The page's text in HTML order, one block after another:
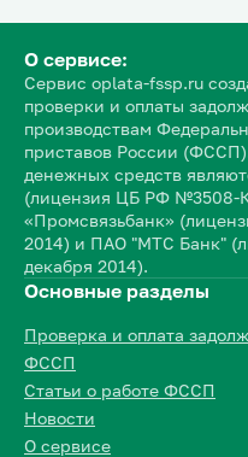
О сервисе:
Сервис oplata-fssp.ru
проверки и оплаты
производствам
приставов России
денежных средств
(лицензия ЦБ РФ №3508-
«Промсвязьбанк»
2014) и ПАО "МТС Банк"
декабря 2014).
Основные разделы
Проверка и оплата
ФССП
Статьи о работе ФССП
Новости
О сервисе